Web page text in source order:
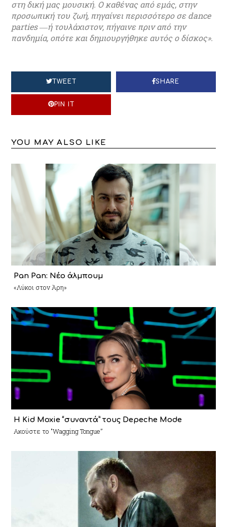
στη δική μας μουσική. Ο καθένας από εμάς, στην
προσωπική του ζωή, πηγαίνει περισσότερο σε dance
parties ―ή τουλάχιστον, πήγαινε πριν από την
πανδημία, οπότε και δημιουργήθηκε αυτός ο δίσκος».
TWEET SHARE
PIN IT
YOU MAY ALSO LIKE
Pan Pan: Νέο άλμπουμ
«Λύκοι στον Άρη»
Η Kid Moxie “συναντά” τους Depeche Mode
Ακούστε το "Wagging Tongue”